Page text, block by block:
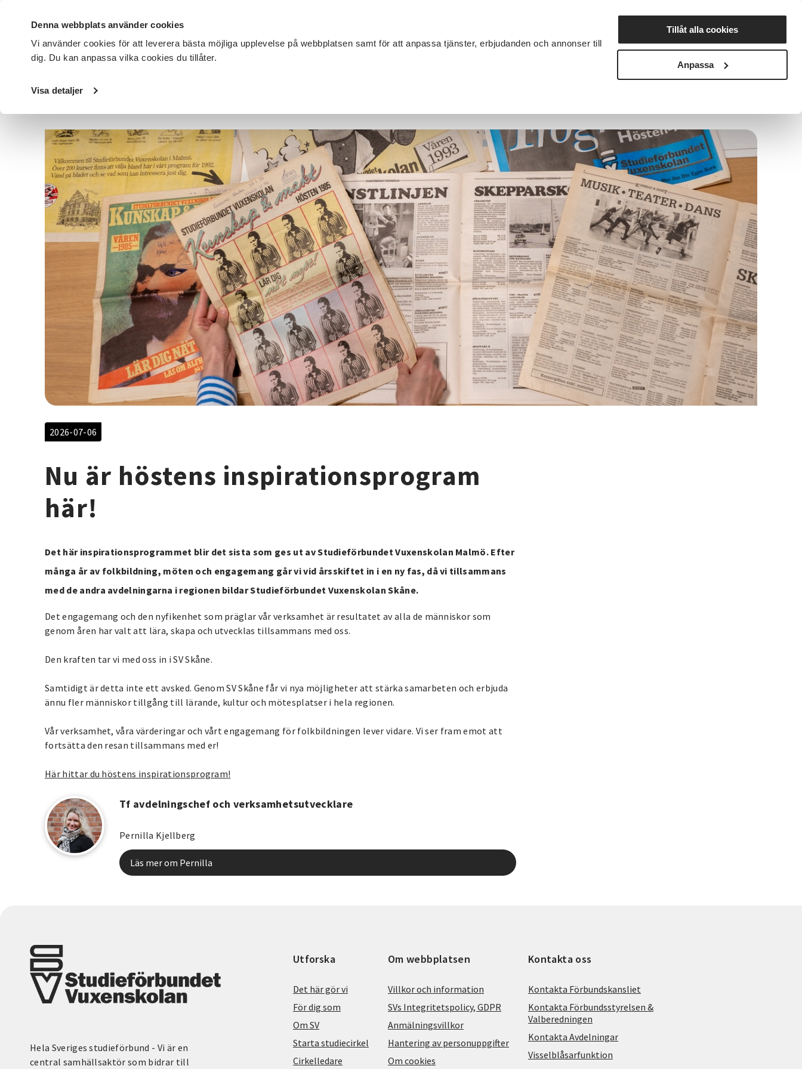
Denna webbplats använder cookies
Vi använder cookies för att leverera bästa möjliga upplevelse på webbplatsen samt för att anpassa tjänster, erbjudanden och annonser till
dig. Du kan anpassa vilka cookies du tillåter.
Visa detaljer
Tillåt alla cookies
Anpassa
DET HÄR GÖR VI FÖR DIG SOM SÖK KURSER OCH EVENEMANG Nyheter Avdelningar
Startsida / Avdelningar
2026-07-06
Nu är höstens inspirationsprogram
här!
Det här inspirationsprogrammet blir det sista som ges ut av Studieförbundet Vuxenskolan Malmö. Efter
många år av folkbildning, möten och engagemang går vi vid årsskiftet in i en ny fas, då vi tillsammans
med de andra avdelningarna i regionen bildar Studieförbundet Vuxenskolan Skåne.
Det engagemang och den nyfikenhet som präglar vår verksamhet är resultatet av alla de människor som
genom åren har valt att lära, skapa och utvecklas tillsammans med oss.
Den kraften tar vi med oss in i SV Skåne.
Samtidigt är detta inte ett avsked. Genom SV Skåne får vi nya möjligheter att stärka samarbeten och erbjuda
ännu fler människor tillgång till lärande, kultur och mötesplatser i hela regionen.
Vår verksamhet, våra värderingar och vårt engagemang för folkbildningen lever vidare. Vi ser fram emot att
fortsätta den resan tillsammans med er!
Här hittar du höstens inspirationsprogram!
Tf avdelningschef och verksamhetsutvecklare
Pernilla Kjellberg
Läs mer om Pernilla
Hela Sveriges studieförbund - Vi är en
central samhällsaktör som bidrar till
Utforska
Det här gör vi
För dig som
Om SV
Starta studiecirkel
Cirkelledare
Om webbplatsen
Villkor och information
SVs Integritetspolicy, GDPR
Anmälningsvillkor
Hantering av personuppgifter
Om cookies
Kontakta oss
Kontakta Förbundskansliet
Kontakta Förbundsstyrelsen &
Valberedningen
Kontakta Avdelningar
Visselblåsarfunktion